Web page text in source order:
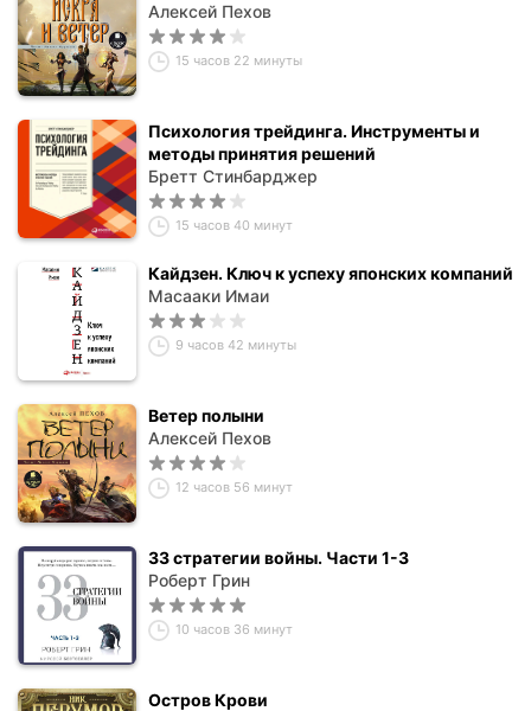
Алексей Пехов
15 часов 22 минуты
Психология трейдинга. Инструменты и
методы принятия решений
Бретт Стинбарджер
15 часов 40 минут
Кайдзен. Ключ к успеху японских компаний
Масааки Имаи
9 часов 42 минуты
Ветер полыни
Алексей Пехов
12 часов 56 минут
33 стратегии войны. Части 1-3
Роберт Грин
10 часов 36 минут
Остров Крови